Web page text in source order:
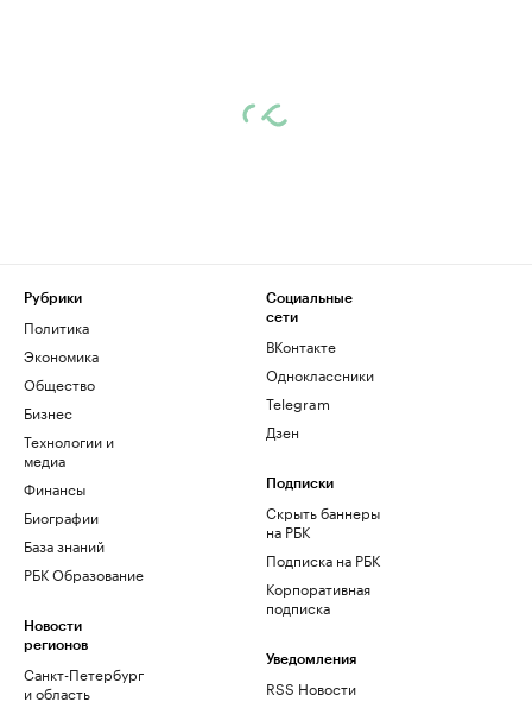
Рубрики
Политика
Экономика
Общество
Бизнес
Технологии и
медиа
Финансы
Биографии
База знаний
РБК Образование
Новости
регионов
Санкт-Петербург
и область
Социальные
сети
ВКонтакте
Одноклассники
Telegram
Дзен
Подписки
Скрыть баннеры
на РБК
Подписка на РБК
Корпоративная
подписка
Уведомления
RSS Новости